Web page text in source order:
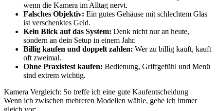
wenn die Kamera im Alltag nervt.
Falsches Objektiv: Ein gutes Gehäuse mit schlechtem Glas
ist verschenktes Geld.
Kein Blick auf das System: Denk nicht nur an heute,
sondern an dein Setup in einem Jahr.
Billig kaufen und doppelt zahlen: Wer zu billig kauft, kauft
oft zweimal.
Ohne Praxistest kaufen: Bedienung, Griffgefühl und Menü
sind extrem wichtig.
Kamera Vergleich: So treffe ich eine gute Kaufentscheidung
Wenn ich zwischen mehreren Modellen wähle, gehe ich immer
gleich vor: